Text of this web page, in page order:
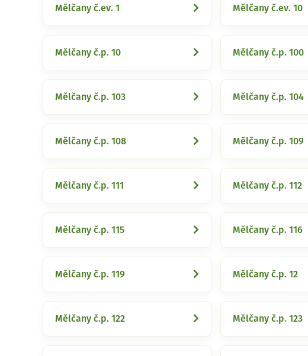
Mělčany č.ev. 1 Mělčany č.ev. 10
Mělčany č.p. 10 Mělčany č.p. 100
Mělčany č.p. 103 Mělčany č.p. 104
Mělčany č.p. 108 Mělčany č.p. 109
Mělčany č.p. 111 Mělčany č.p. 112
Mělčany č.p. 115 Mělčany č.p. 116
Mělčany č.p. 119 Mělčany č.p. 12
Mělčany č.p. 122 Mělčany č.p. 123